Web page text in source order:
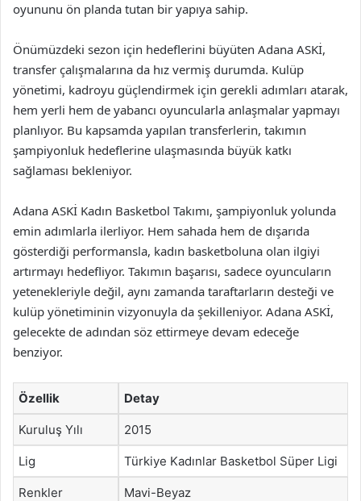
oyununu ön planda tutan bir yapıya sahip.
Önümüzdeki sezon için hedeflerini büyüten Adana ASKİ,
transfer çalışmalarına da hız vermiş durumda. Kulüp
yönetimi, kadroyu güçlendirmek için gerekli adımları atarak,
hem yerli hem de yabancı oyuncularla anlaşmalar yapmayı
planlıyor. Bu kapsamda yapılan transferlerin, takımın
şampiyonluk hedeflerine ulaşmasında büyük katkı
sağlaması bekleniyor.
Adana ASKİ Kadın Basketbol Takımı, şampiyonluk yolunda
emin adımlarla ilerliyor. Hem sahada hem de dışarıda
gösterdiği performansla, kadın basketboluna olan ilgiyi
artırmayı hedefliyor. Takımın başarısı, sadece oyuncuların
yetenekleriyle değil, aynı zamanda taraftarların desteği ve
kulüp yönetiminin vizyonuyla da şekilleniyor. Adana ASKİ,
gelecekte de adından söz ettirmeye devam edeceğe
benziyor.
Özellik Detay
Kuruluş Yılı 2015
Lig Türkiye Kadınlar Basketbol Süper Ligi
Renkler Mavi-Beyaz